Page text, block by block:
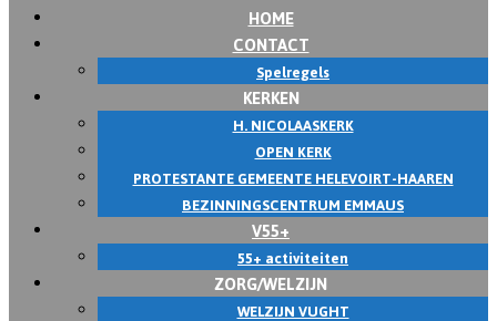
HOME
CONTACT
Spelregels
KERKEN
H. NICOLAASKERK
OPEN KERK
PROTESTANTE GEMEENTE HELEVOIRT-HAAREN
BEZINNINGSCENTRUM EMMAUS
V55+
55+ activiteiten
ZORG/WELZIJN
WELZIJN VUGHT